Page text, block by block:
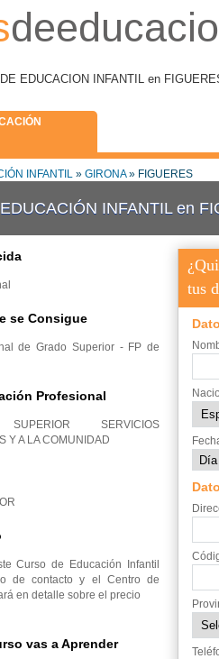
EDUCACION INFANTIL en
INFANTIL » GIRONA» FIGUERES
INFANTIL en
tus
se Consigue
de Grado Superior - FP de
Profesional
SERVICIOS
Y A LA COMUNIDAD
Curso de Educación Infantil
de contacto y el Centro de
en detalle sobre el precio
vas a Aprender